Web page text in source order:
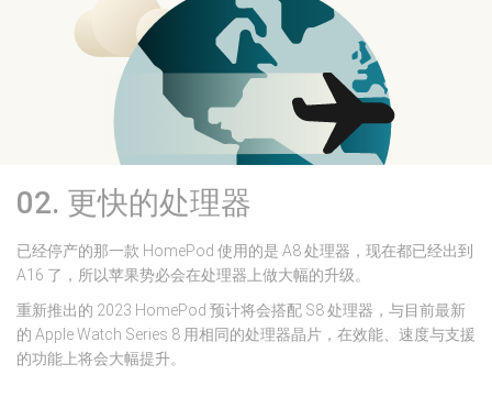
01. 差不多的外型
新的 HomePod 可能在外型上不会有太大的改变，整体的大小尺寸
与旧版的 HomePod 差不多，顶多就是大一点点，但整体看起来就
还是那个样子。
02. 更快的处理器
已经停产的那一款 HomePod 使用的是 A8 处理器，现在都已经出到
A16 了，所以苹果势必会在处理器上做大幅的升级。
重新推出的 2023 HomePod 预计将会搭配 S8 处理器，与目前最新
的 Apple Watch Series 8 用相同的处理器晶片，在效能、速度与支援
的功能上将会大幅提升。